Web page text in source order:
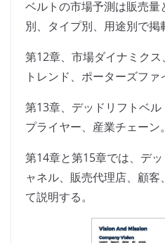
ベルトの市場予測は販売
別、タイプ別、用途別で掲
第12章、市場ダイナミクス
トレンド、ポーターズファ
第13章、デッドリフトベ
プライヤー、産業チェーン。
第14章と第15章では、デ
ャネル、販売代理店、顧
て説明する。